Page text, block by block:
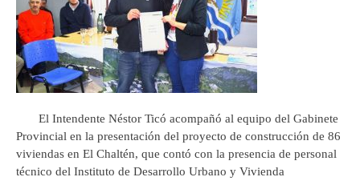
El Intendente Néstor Ticó acompañó al equipo del Gabinete
Provincial en la presentación del proyecto de construcción de 86
viviendas en El Chaltén, que contó con la presencia de personal
técnico del Instituto de Desarrollo Urbano y Vivienda